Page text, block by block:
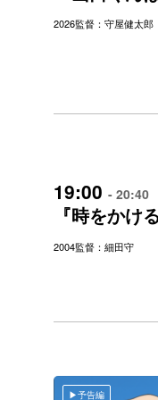
2026監督：守屋健太郎
19:00 - 20:40
『時をかけ
2004監督：細田守
予告編